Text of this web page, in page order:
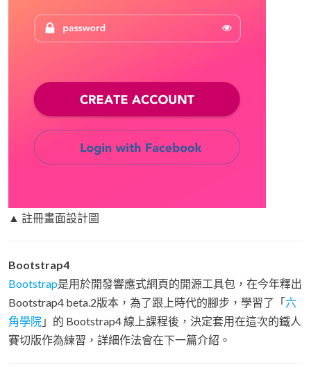
▲ 註冊畫面設計圖
Bootstrap4
Bootstrap是用於開發響應式網頁的開源工具包，在今年釋出
Bootstrap4 beta.2版本，為了跟上時代的腳步，學習了「六
角學院 」的 Bootstrap4 線上課程後，決定套用在這次的鐵人
賽切版作為練習，詳細作法會在下一篇介紹。